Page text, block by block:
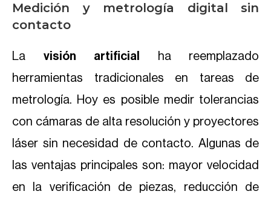
Medición y metrología digital sin
contacto
La visión artificial
ha reemplazado
herramientas tradicionales en tareas de
metrología. Hoy es posible medir tolerancias
con cámaras de alta resolución y proyectores
láser sin necesidad de contacto. Algunas de
las ventajas principales son: mayor velocidad
en la verificación de piezas, reducción de